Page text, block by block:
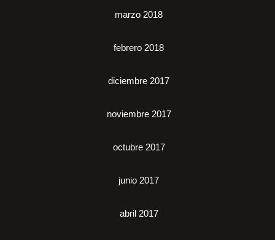
marzo 2018
febrero 2018
diciembre 2017
noviembre 2017
octubre 2017
junio 2017
abril 2017